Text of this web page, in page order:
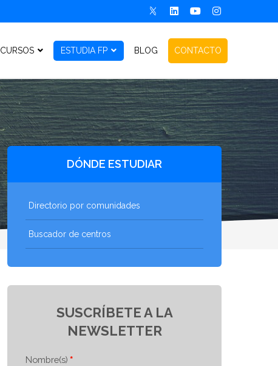
CURSOS ESTUDIA FP BLOG CONTACTO
DÓNDE ESTUDIAR
Directorio por comunidades
Buscador de centros
SUSCRÍBETE A LA
NEWSLETTER
Nombre(s)